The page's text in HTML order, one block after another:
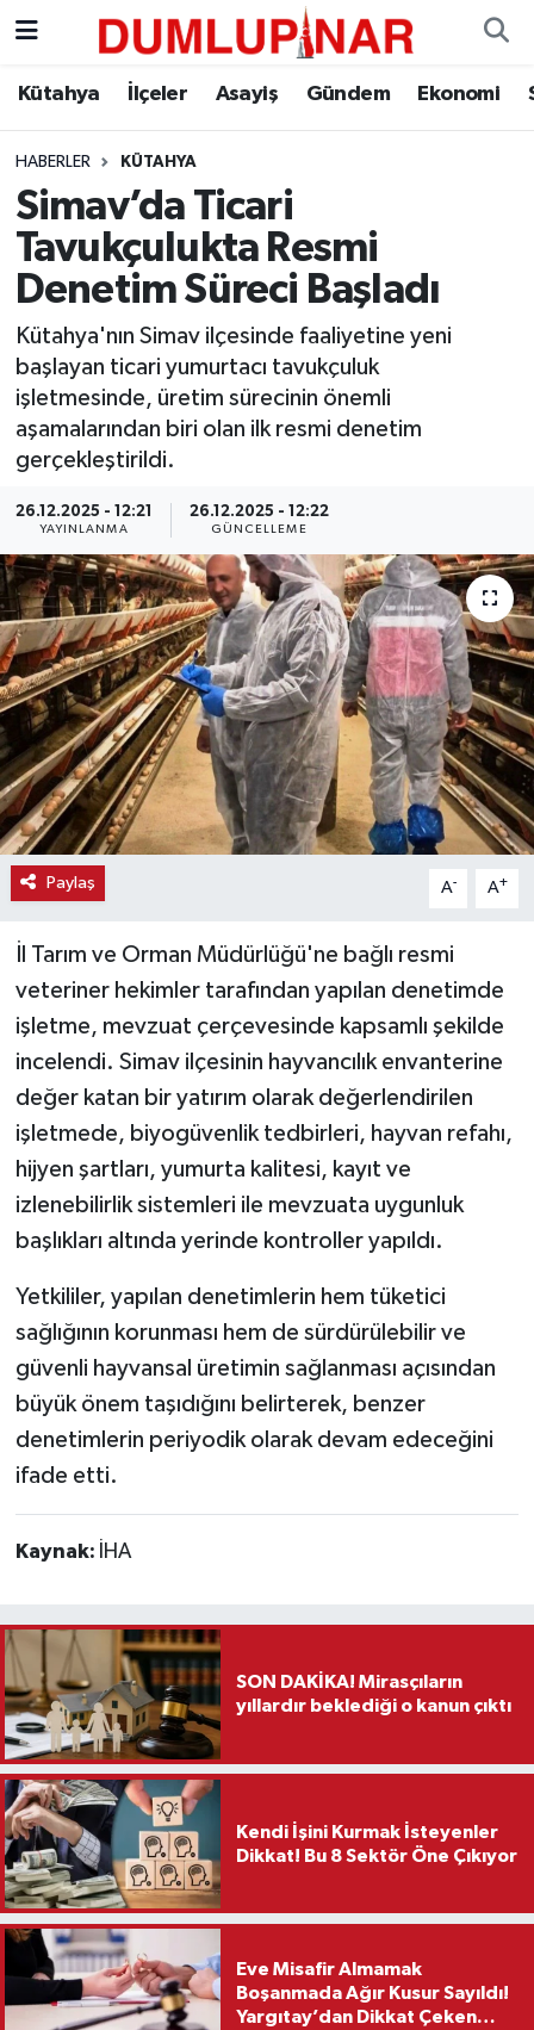
Kütahya İlçeler Asayiş Gündem Ekonomi
HABERLER KÜTAHYA
Simav’da Ticari
Tavukçulukta Resmi
Denetim Süreci Başladı
Kütahya'nın Simav ilçesinde faaliyetine yeni
başlayan ticari yumurtacı tavukçuluk
işletmesinde, üretim sürecinin önemli
aşamalarından biri olan ilk resmi denetim
gerçekleştirildi.
26.12.2025 - 12:21
YAYINLANMA
26.12.2025 - 12:22
GÜNCELLEME
Paylaş A- A+
İl Tarım ve Orman Müdürlüğü'ne bağlı resmi
veteriner hekimler tarafından yapılan denetimde
işletme, mevzuat çerçevesinde kapsamlı şekilde
incelendi. Simav ilçesinin hayvancılık envanterine
değer katan bir yatırım olarak değerlendirilen
işletmede, biyogüvenlik tedbirleri, hayvan refahı,
hijyen şartları, yumurta kalitesi, kayıt ve
izlenebilirlik sistemleri ile mevzuata uygunluk
başlıkları altında yerinde kontroller yapıldı.
Yetkililer, yapılan denetimlerin hem tüketici
sağlığının korunması hem de sürdürülebilir ve
güvenli hayvansal üretimin sağlanması açısından
büyük önem taşıdığını belirterek, benzer
denetimlerin periyodik olarak devam edeceğini
ifade etti.
Kaynak: İHA
SON DAKİKA! Mirasçıların
yıllardır beklediği o kanun çıktı
Kendi İşini Kurmak İsteyenler
Dikkat! Bu 8 Sektör Öne Çıkıyor
Eve Misafir Almamak
Boşanmada Ağır Kusur Sayıldı!
Yargıtay’dan Dikkat Çeken
Asayiş
Diğer
Dünya
Eğitim
Ekonomi
Eleman
Emlak
Gündem
Haber
Haber İlanlar
Kültür-Sanat
Magazin
Resmi İlanlar
Sağlık
Seri İlan
Siyaset
Spor
Teknoloji
Vasıta
Vefat Haberleri
Yaşam
Kütahya Hava Durumu
Kütahya Trafik Yoğunluk Haritası
Süper Lig Puan Durumu ve Fikstür
Tüm Manşetler
Son Dakika Haberleri
Haber Arşivi